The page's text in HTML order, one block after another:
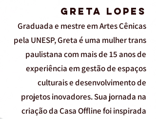
Greta Lopes
Graduada e mestre em Artes Cênicas
pela UNESP, Greta é uma mulher trans
paulistana com mais de 15 anos de
experiência em gestão de espaços
culturais e desenvolvimento de
projetos inovadores. Sua jornada na
criação da Casa Offline foi inspirada